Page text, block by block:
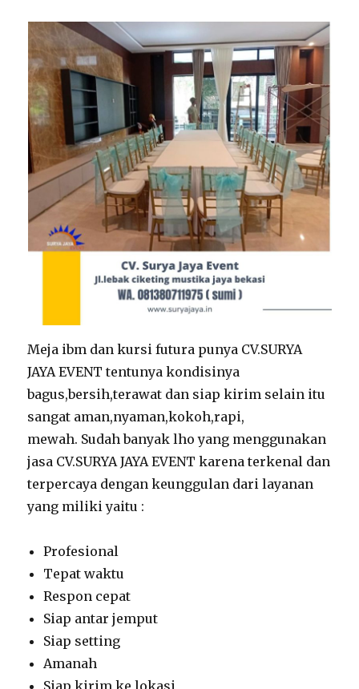
Meja ibm dan kursi futura punya CV.SURYA
JAYA EVENT tentunya kondisinya
bagus,bersih,terawat dan siap kirim selain itu
sangat aman,nyaman,kokoh,rapi,
mewah. Sudah banyak lho yang menggunakan
jasa CV.SURYA JAYA EVENT karena terkenal dan
terpercaya dengan keunggulan dari layanan
yang miliki yaitu :
Profesional
Tepat waktu
Respon cepat
Siap antar jemput
Siap setting
Amanah
Siap kirim ke lokasi